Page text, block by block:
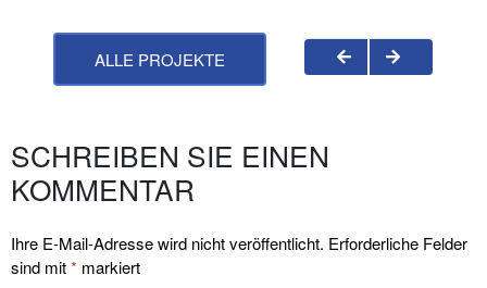
ALLE PROJEKTE
SCHREIBEN SIE EINEN
KOMMENTAR
Ihre E-Mail-Adresse wird nicht veröffentlicht. Erforderliche Felder
sind mit* markiert